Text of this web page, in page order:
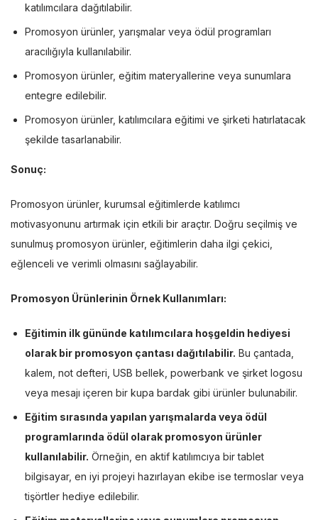
katılımcılara dağıtılabilir.
Promosyon ürünler, yarışmalar veya ödül programları
aracılığıyla kullanılabilir.
Promosyon ürünler, eğitim materyallerine veya sunumlara
entegre edilebilir.
Promosyon ürünler, katılımcılara eğitimi ve şirketi hatırlatacak
şekilde tasarlanabilir.
Sonuç:
Promosyon ürünler, kurumsal eğitimlerde katılımcı
motivasyonunu artırmak için etkili bir araçtır. Doğru seçilmiş ve
sunulmuş promosyon ürünler, eğitimlerin daha ilgi çekici,
eğlenceli ve verimli olmasını sağlayabilir.
Promosyon Ürünlerinin Örnek Kullanımları:
Eğitimin ilk gününde katılımcılara hoşgeldin hediyesi
olarak bir promosyon çantası dağıtılabilir. Bu çantada,
kalem, not defteri, USB bellek, powerbank ve şirket logosu
veya mesajı içeren bir kupa bardak gibi ürünler bulunabilir.
Eğitim sırasında yapılan yarışmalarda veya ödül
programlarında ödül olarak promosyon ürünler
kullanılabilir. Örneğin, en aktif katılımcıya bir tablet
bilgisayar, en iyi projeyi hazırlayan ekibe ise termoslar veya
tişörtler hediye edilebilir.